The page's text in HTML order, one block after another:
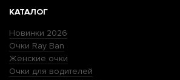
КАТАЛОГ
Новинки 2026
Очки Ray Ban
Женские очки
Очки для водителей